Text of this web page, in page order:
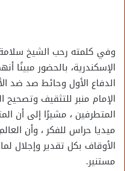
وفي كلمته رحب الشيخ سلامة
الإسكندرية، بالحضور مبينًا
الدفاع الأول وحائط صد ضد
الإمام منبر للتثقيف وتصحيح
المتطرفين ، مشيرًا إلى أن
ميديا حراس للفكر ، وأن
الأوقاف بكل تقدير وإجلال
مستنير.